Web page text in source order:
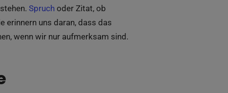
Spruch oder Zitat, ob
erinnern uns daran, dass das
wenn wir nur aufmerksam sind.